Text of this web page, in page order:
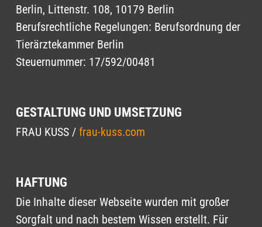
Berlin, Littenstr. 108, 10179 Berlin
Berufsrechtliche Regelungen: Berufsordnung der
Tierärztekammer Berlin
Steuernummer: 17/592/00481
GESTALTUNG UND UMSETZUNG
FRAU KUSS / frau-kuss.com
HAFTUNG
Die Inhalte dieser Webseite wurden mit großer
Sorgfalt und nach bestem Wissen erstellt. Für